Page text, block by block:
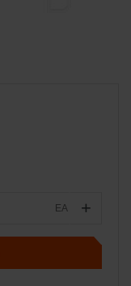
EA +